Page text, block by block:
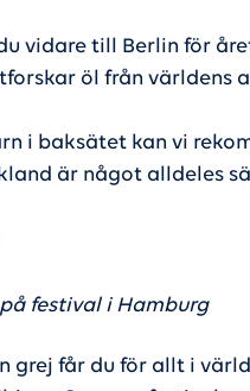
vidare till Berlin för
öl från världens
i baksätet kan vi
är något alldeles
festival i Hamburg
grej får du för allt i